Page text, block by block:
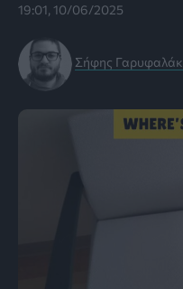
19:01, 10/06/2025
Σήφης